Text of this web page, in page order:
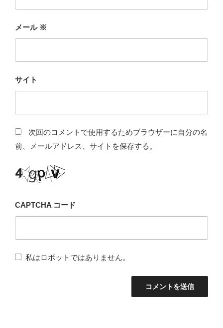
メール ※
サイト
次回のコメントで使用するためブラウザーに自分の名
前、メールアドレス、サイトを保存する。
CAPTCHA コード
私はロボットではありません。